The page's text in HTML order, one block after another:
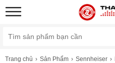
Trang chủ Sản Phẩm Sennheiser